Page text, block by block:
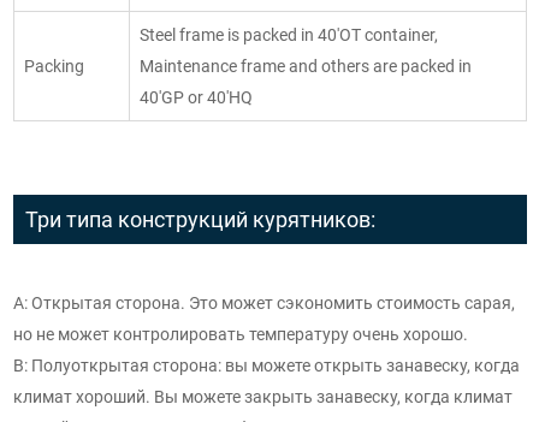
Packing
Steel frame is packed in 40'OT container,
Maintenance frame and others are packed in
40'GP or 40'HQ
Три типа конструкций курятников:
A: Открытая сторона. Это может сэкономить стоимость сарая,
но не может контролировать температуру очень хорошо.
B: Полуоткрытая сторона: вы можете открыть занавеску, когда
климат хороший. Вы можете закрыть занавеску, когда климат